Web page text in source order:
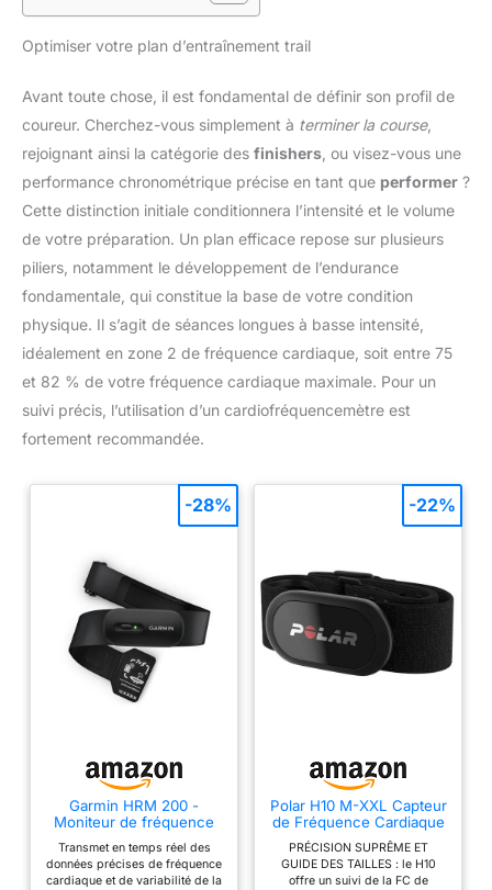
Optimiser votre plan d’entraînement trail
Avant toute chose, il est fondamental de définir son profil de
coureur. Cherchez-vous simplement à terminer la course,
rejoignant ainsi la catégorie des finishers , ou visez-vous une
performance chronométrique précise en tant que performer ?
Cette distinction initiale conditionnera l’intensité et le volume
de votre préparation. Un plan efficace repose sur plusieurs
piliers, notamment le développement de l’endurance
fondamentale, qui constitue la base de votre condition
physique. Il s’agit de séances longues à basse intensité,
idéalement en zone 2 de fréquence cardiaque, soit entre 75
et 82 % de votre fréquence cardiaque maximale. Pour un
suivi précis, l’utilisation d’un cardiofréquencemètre est
fortement recommandée.
Garmin HRM 200 -
Moniteur de fréquence
Transmet en temps réel des
données précises de fréquence
cardiaque et de variabilité de la
-28%
Polar H10 M-XXL Capteur
de Fréquence Cardiaque
Bluetooth & Ant+
PRÉCISION SUPRÊME ET
GUIDE DES TAILLES : le H10
offre un suivi de la FC de
-22%